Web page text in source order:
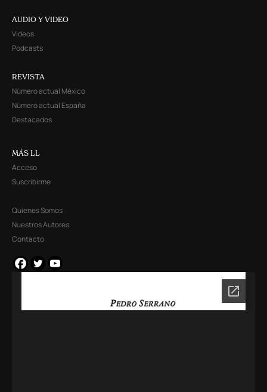
AUDIO Y VIDEO
Videos
Podcasts
REVISTA
Número actual México
Número actual España
Destacados
MÁS LL
Acceso
Suscribirme
Quienes Somos
Nuestros Autores
Contacto